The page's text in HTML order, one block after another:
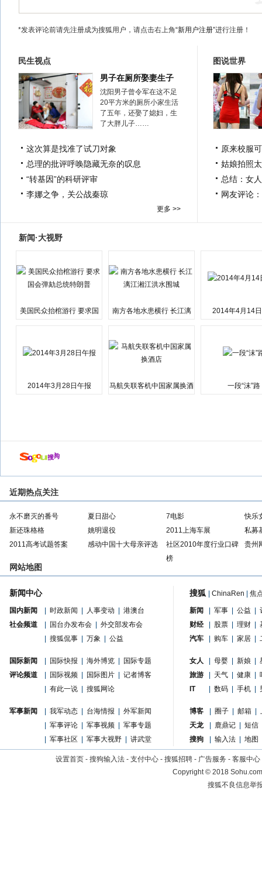
*发表评论前请先注册成为搜狐用户，请点击右上角“新用户注册”进行注册！
民生视点
男子在厕所娶妻生子
沈阳男子曾令军在这不足
20平方米的厕所小家生活
了五年，还娶了媳妇，生
了大胖儿子……
这次算是找准了试刀对象
总理的批评呼唤隐藏无奈的叹息
“转基因”的科研评审
李娜之争，关公战秦琼
更多 >>
图说世界
原来校服
姑娘拍照
总结：女
网友评论
新闻·大视野
美国民众抬棺游行 要求国
南方各地水患横行 长江漓
2014年4月14
2014年3月28日午报
马航失联客机中国家属换酒
一段“沫”路
近期热点关注
永不磨灭的番号 夏日甜心 7电影
快乐
新还珠格格
姚明退役 2011上海车展
私募
2011高考试题答案
感动中国十大母亲评选
社区2010年度行业口碑
榜
贵州
网站地图
新闻中心
国内新闻 时政新闻 人事变动
港澳台
国台办发布会 外交部发布会
社会频道
搜狐侃事 万象 公益
国际新闻 国际快报 海外博览
国际专题
国际视频 国际图片 记者博客
评论频道
有此一说 搜狐网论
军事新闻 我军动态 台海情报
外军新闻
军事评论 军事视频
军事专题
军事社区 军事大视野 讲武堂
搜狐 ChinaRen 焦
新闻 军事 公益
财经
股票 理财
汽车
购车 家居
女人 母婴 新娘
旅游
天气 健康
IT
数码 手机
博客 圈子 邮箱
天龙
鹿鼎记
短信
搜狗
输入法 地图
设置首页 - 搜狗输入法 - 支付中心 - 搜狐招聘 - 广告服务 - 客服中心
Copyright©2018
搜狐不良信息举